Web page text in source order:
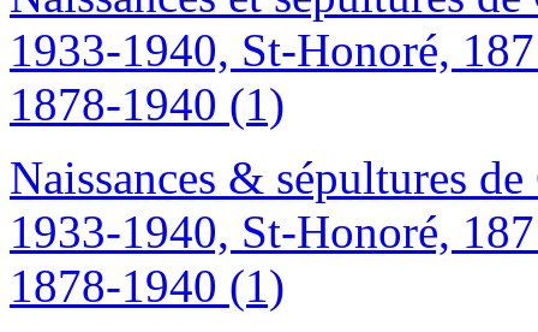
1933-1940, St-Honoré,
1878-1940 (1)
Naissances & sépultures
1933-1940, St-Honoré,
1878-1940 (1)